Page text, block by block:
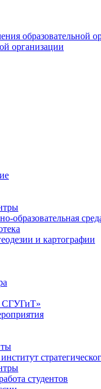
образовательной
организации
образовательная
и картографии
СГУГиТ»
студентов